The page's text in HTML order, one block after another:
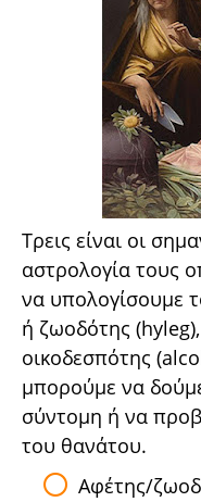
Τρεις είναι οι
αστρολογία τους
να υπολογίσουμε
ή ζωοδότης
οικοδεσπότης
μπορούμε να
σύντομη ή να
του θανάτου.
Αφέτης/